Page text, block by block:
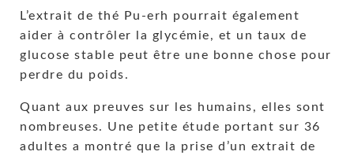
L’extrait de thé Pu-erh pourrait également
aider à contrôler la glycémie, et un taux de
glucose stable peut être une bonne chose pour
perdre du poids.
Quant aux preuves sur les humains, elles sont
nombreuses. Une petite étude portant sur 36
adultes a montré que la prise d’un extrait de